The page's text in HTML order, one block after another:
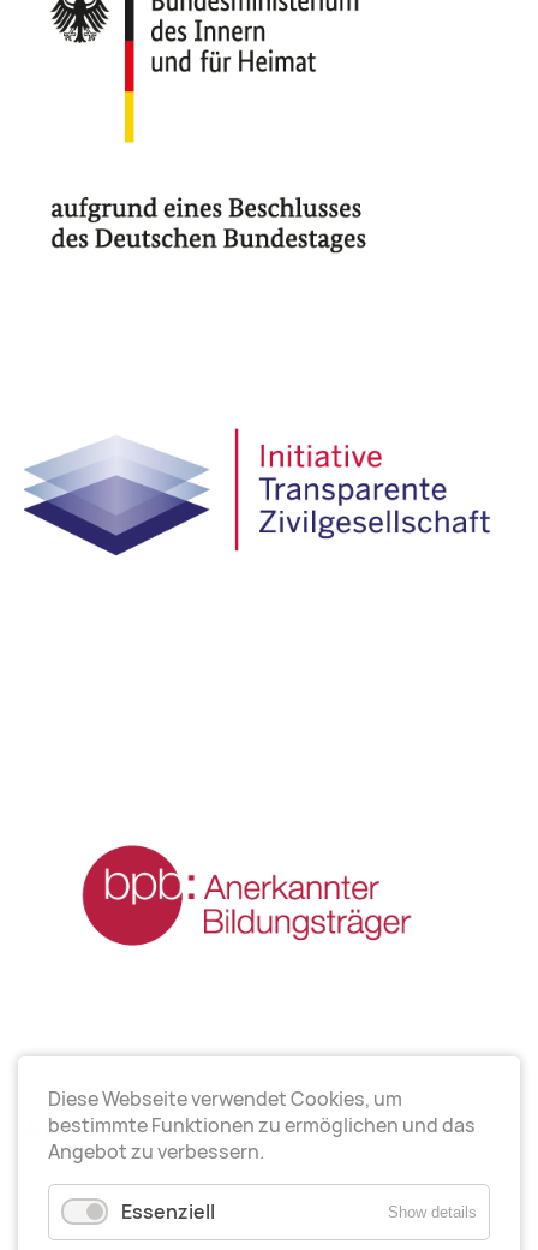
Arbeitsrichtungen
Politische Bildung
Elternarbeit
Diese Webseite verwendet Cookies, um
bestimmte Funktionen zu ermöglichen und das
Angebot zu verbessern.
Essenziell Show details